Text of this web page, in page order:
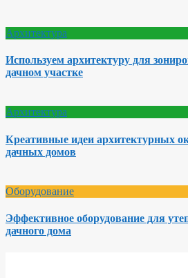
Архитектура
Используем архитектуру для
дачном участке
Архитектура
Креативные идеи архитектурных
дачных домов
Оборудование
Эффективное оборудование для
дачного дома